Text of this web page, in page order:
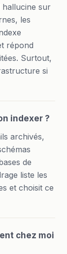
hallucine sur
les
répond
Surtout,
si
indexer ?
archivés,
de
liste les
et choisit ce
chez moi